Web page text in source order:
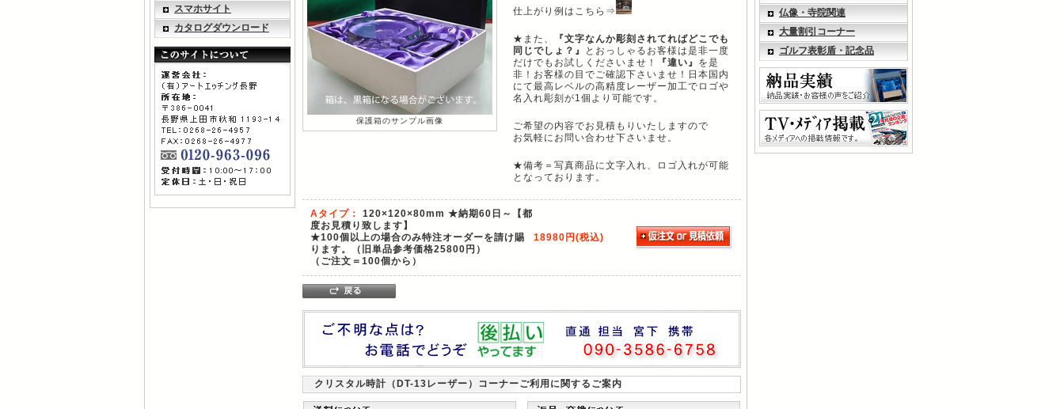
保護箱のサンプル画像
仕上がり例はこちら⇒
★また、
『文字なんか彫刻されてればどこでも
同じでしょ？』
とおっしゃるお客様は是非一度
だけでもお試しくださいませ！
『違い』 を是
非！お客様の目でご確認下さいませ！日本国内
にて最高レベルの高精度レーザー加工でロゴや
名入れ彫刻が1個より可能です。
ご希望の内容でお見積もりいたしますので
お気軽にお問い合わせ下さいませ。
★備考＝写真商品に文字入れ、ロゴ入れが可能
となっております。
Aタイプ：
120×120×80mm ★納期60日～【都
度お見積り致します】
★100個以上の場合のみ特注オーダーを請け賜
ります。（旧単品参考価格25800円）
（ご注文＝100個から）
18980円(税込)
クリスタル時計（DT-13レーザー） コーナーご利用に関するご案内
スマホサイト
カタログダウンロード
仏像・寺院関連
大量割引コーナー
ゴルフ表彰盾・記念品